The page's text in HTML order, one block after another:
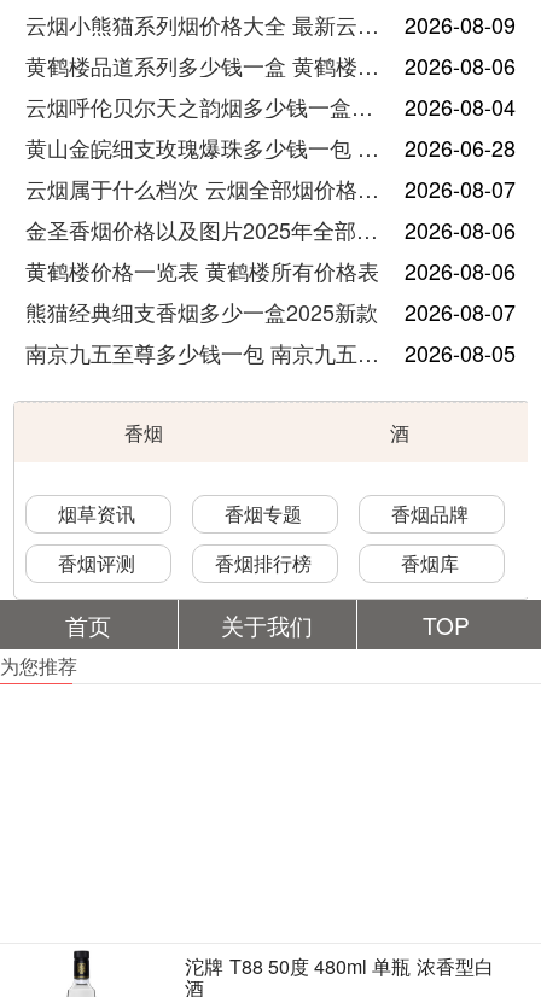
云烟小熊猫系列烟价格大全 最新云烟小熊猫图片报价
2026-08-09
黄鹤楼品道系列多少钱一盒 黄鹤楼品道系列香烟价格表图片
2026-08-06
云烟呼伦贝尔天之韵烟多少钱一盒中支价格
2026-08-04
黄山金皖细支玫瑰爆珠多少钱一包 黄山金皖细支玫瑰爆珠2025最新价格
2026-06-28
云烟属于什么档次 云烟全部烟价格表大全
2026-08-07
金圣香烟价格以及图片2025年全部价格
2026-08-06
黄鹤楼价格一览表 黄鹤楼所有价格表
2026-08-06
熊猫经典细支香烟多少一盒2025新款
2026-08-07
南京九五至尊多少钱一包 南京九五至尊价格及图片
2026-08-05
香烟 酒
烟草资讯 香烟专题
香烟品牌
香烟评测
香烟排行榜 香烟库
首页 关于我们 TOP
为您推荐
沱牌 T88 50度 480ml 单瓶 浓香型白
酒